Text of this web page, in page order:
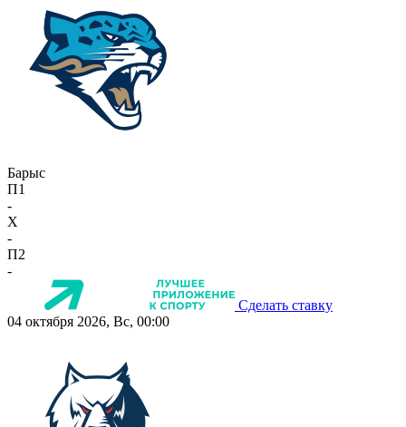
Барыс
П1
-
X
-
П2
-
Сделать ставку
04 октября 2026, Вс, 00:00